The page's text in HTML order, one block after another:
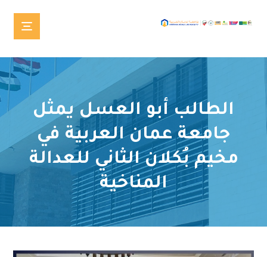
الطالب أبو العسل يمثل
جامعة عمان العربية في
مخيم بُكلان الثاني للعدالة
المناخية